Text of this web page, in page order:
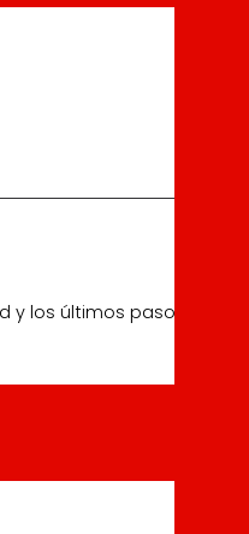
y los últimos pasos de